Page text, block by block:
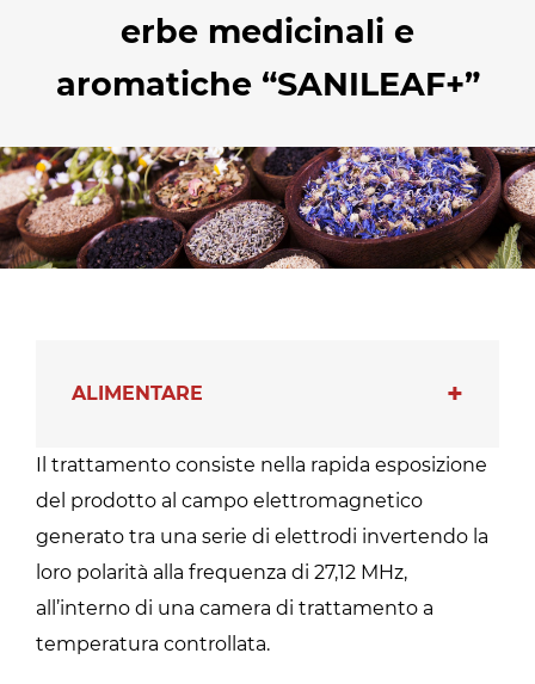
erbe medicinali e
aromatiche “SANILEAF+”
ALIMENTARE
Il trattamento consiste nella rapida esposizione
del prodotto al campo elettromagnetico
generato tra una serie di elettrodi invertendo la
loro polarità alla frequenza di 27,12 MHz,
all’interno di una camera di trattamento a
temperatura controllata.